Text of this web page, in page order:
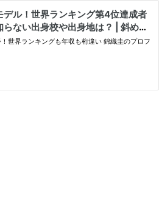
ル！世界ランキング第4位達成者
ない出身校や出身地は？ | 斜め上
名人の過去、今、未来を応援する
世界ランキングも年収も桁違い 錦織圭のプロフ